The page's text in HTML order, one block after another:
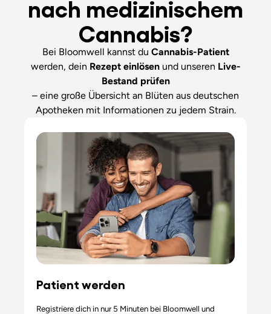
nach medizinischem
Cannabis?
Bei Bloomwell kannst du Cannabis-Patient
werden, dein Rezept einlösen und unseren Live-
Bestand prüfen
– eine große Übersicht an Blüten aus deutschen
Apotheken mit Informationen zu jedem Strain.
Patient werden
Registriere dich in nur 5 Minuten bei Bloomwell und